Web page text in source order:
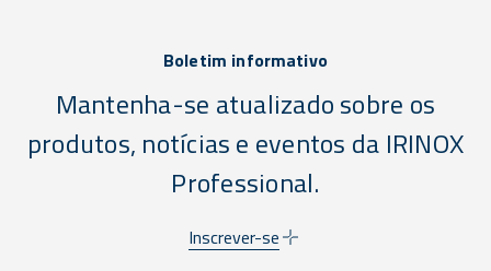
Boletim informativo
Mantenha-se atualizado sobre os
produtos, notícias e eventos da IRINOX
Professional.
Inscrever-se